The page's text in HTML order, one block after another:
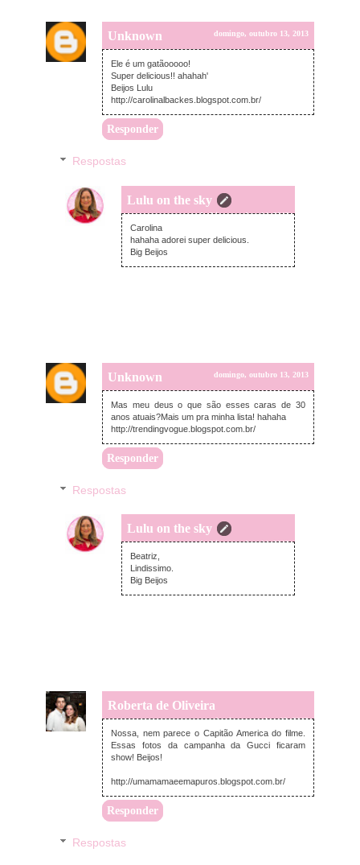
Unknown domingo, outubro 13, 2013
Ele é um gatãooooo!
Super delicious!! ahahah'
Beijos Lulu
http://carolinalbackes.blogspot.com.br/
Responder
Respostas
Lulu on the sky
segunda-feira, outubro 14, 2013
Carolina
hahaha adorei super delicious.
Big Beijos
Unknown domingo, outubro 13, 2013
Mas meu deus o que são esses caras de 30
anos atuais?Mais um pra minha lista! hahaha
http://trendingvogue.blogspot.com.br/
Responder
Respostas
Lulu on the sky
segunda-feira, outubro 14, 2013
Beatriz,
Lindissimo.
Big Beijos
Roberta de Oliveira
domingo, outubro 13, 2013
Nossa, nem parece o Capitão America do filme.
Essas fotos da campanha da Gucci ficaram
show! Beijos!
http://umamamaeemapuros.blogspot.com.br/
Responder
Respostas